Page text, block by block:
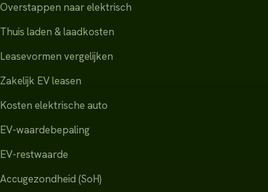
Overstappen naar elektrisch
Thuis laden & laadkosten
Leasevormen vergelijken
Zakelijk EV leasen
Kosten elektrische auto
EV-waardebepaling
EV-restwaarde
Accugezondheid (SoH)